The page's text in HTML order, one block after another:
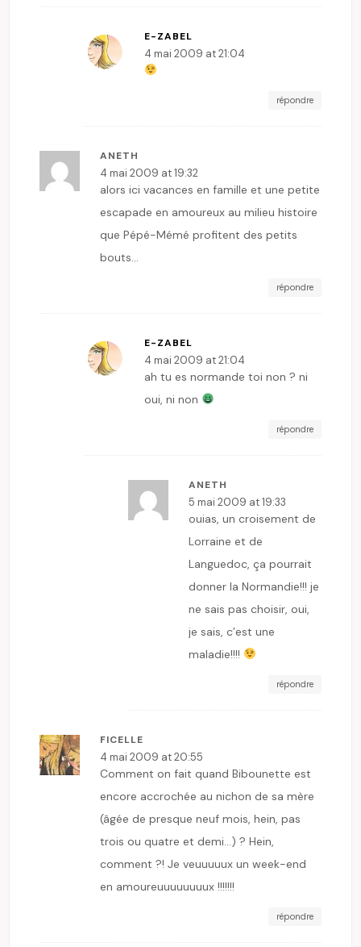
E-ZABEL
4 mai 2009 at 21:04
répondre
ANETH
4 mai 2009 at 19:32
alors ici vacances en famille et une petite
escapade en amoureux au milieu histoire
que Pépé-Mémé profitent des petits
bouts…
répondre
E-ZABEL
4 mai 2009 at 21:04
ah tu es normande toi non ? ni
oui, ni non
répondre
ANETH
5 mai 2009 at 19:33
ouias, un croisement de
Lorraine et de
Languedoc, ça pourrait
donner la Normandie!!! je
ne sais pas choisir, oui,
je sais, c’est une
maladie!!!!
répondre
FICELLE
4 mai 2009 at 20:55
Comment on fait quand Bibounette est
encore accrochée au nichon de sa mère
(âgée de presque neuf mois, hein, pas
trois ou quatre et demi…) ? Hein,
comment ?! Je veuuuuux un week-end
en amoureuuuuuuuux !!!!!!!
répondre